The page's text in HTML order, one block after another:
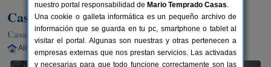
Casa Rural El Paraiso
Casa Rural en Casas de Ves (Albacete)
Alquiler completo 63 km de Albacete
nuestro portal responsabilidad de Mario Temprado Casas.
Una cookie o galleta informática es un pequeño archivo de
información que se guarda en tu pc, smartphone o tablet al
visitar el portal. Algunas son nuestras y otras pertenecen a
empresas externas que nos prestan servicios. Las activadas
y necesarias para que todo funcione correctamente son las